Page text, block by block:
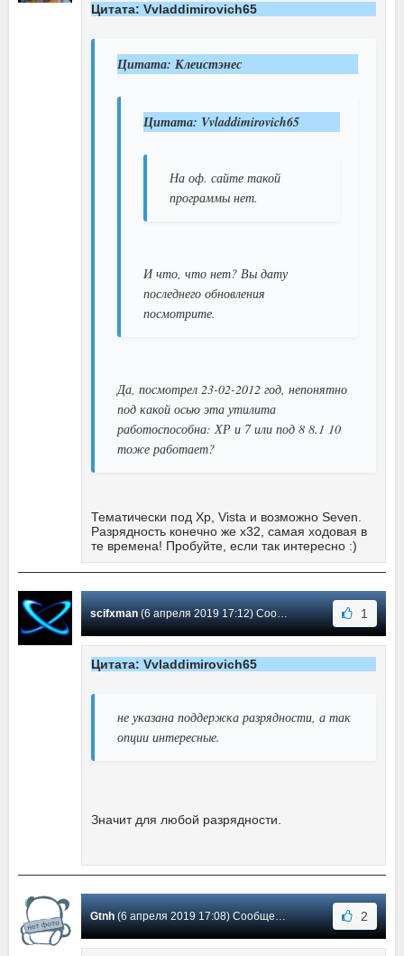
Цитата: Vvladdimirovich65
Цитата: Клеистэнес
Цитата: Vvladdimirovich65
На оф. сайте такой
программы нет.
И что, что нет? Вы дату
последнего обновления
посмотрите.
Да, посмотрел 23-02-2012 год, непонятно
под какой осью эта утилита
работоспособна: ХР и 7 или под 8 8.1 10
тоже работает?
Тематически под Хр, Vista и возможно Seven.
Разрядность конечно же x32, самая ходовая в
те времена! Пробуйте, если так интересно :)
scifxman(6 апреля 2019 17:12) Сообщение #49 1
Цитата: Vvladdimirovich65
не указана поддержка разрядности, а так
опции интересные.
Значит для любой разрядности.
Gtnh(6 апреля 2019 17:08) Сообщение #48 2